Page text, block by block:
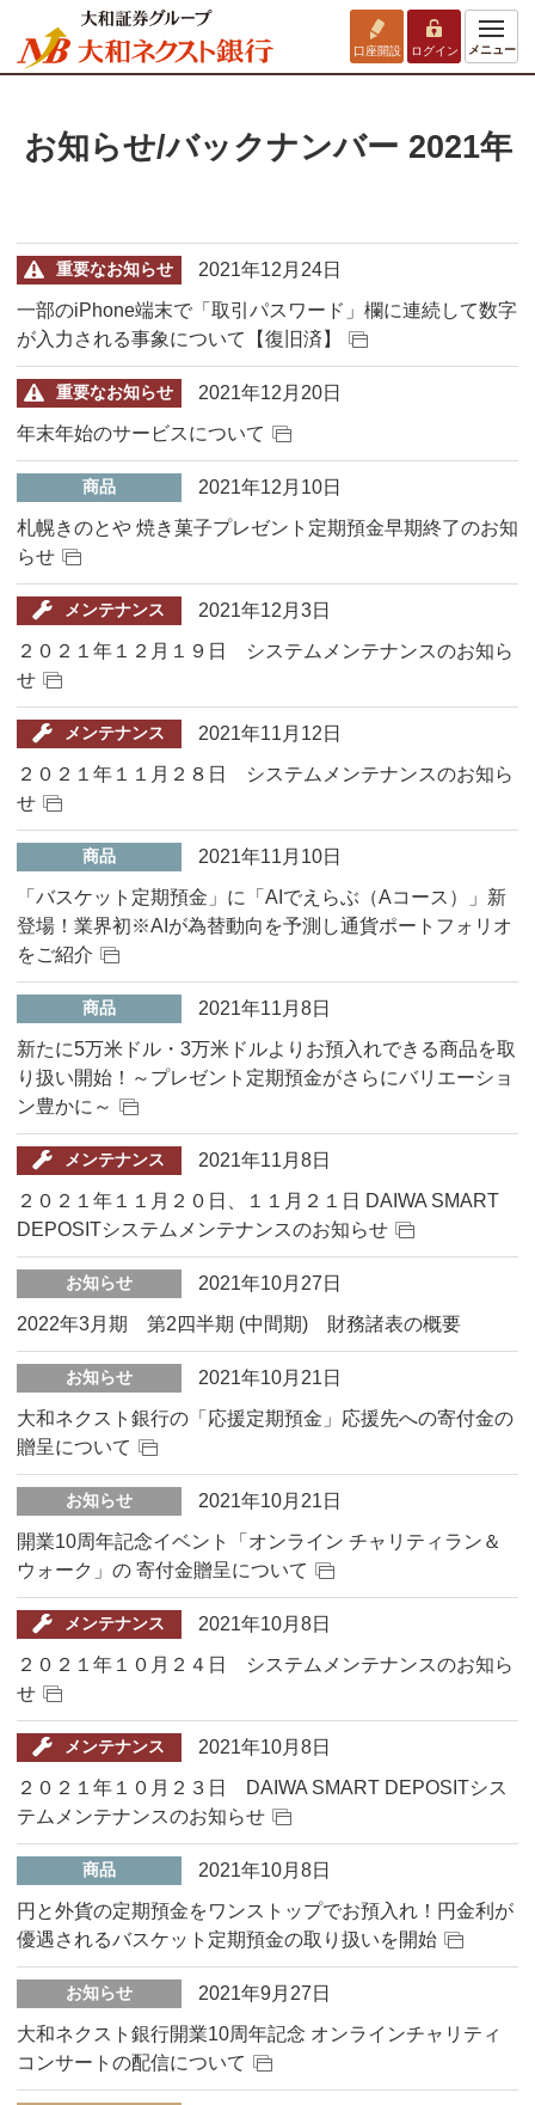
口座開設 ログイン メニュー
お知らせ/バックナンバー 2021年
重要なお知らせ
2021年12月24日
一部のiPhone端末で「取引パスワード」欄に連続して数字
が入力される事象について【復旧済】
重要なお知らせ
2021年12月20日
年末年始のサービスについて
商品
2021年12月10日
札幌きのとや 焼き菓子プレゼント定期預金早期終了のお知
らせ
メンテナンス
2021年12月3日
２０２１年１２月１９日 システムメンテナンスのお知ら
せ
メンテナンス
2021年11月12日
２０２１年１１月２８日 システムメンテナンスのお知ら
せ
商品
2021年11月10日
「バスケット定期預金」に「AIでえらぶ（Aコース）」新
登場！業界初※AIが為替動向を予測し通貨ポートフォリオ
をご紹介
商品
2021年11月8日
新たに5万米ドル・3万米ドルよりお預入れできる商品を取
り扱い開始！～プレゼント定期預金がさらにバリエーショ
ン豊かに～
メンテナンス
2021年11月8日
２０２１年１１月２０日、１１月２１日 DAIWA SMART
DEPOSITシステムメンテナンスのお知らせ
お知らせ
2021年10月27日
2022年3月期 第2四半期 (中間期) 財務諸表の概要
お知らせ
2021年10月21日
大和ネクスト銀行の「応援定期預金」応援先への寄付金の
贈呈について
お知らせ
2021年10月21日
開業10周年記念イベント「オンライン チャリティラン＆
ウォーク」の 寄付金贈呈について
メンテナンス
2021年10月8日
２０２１年１０月２４日 システムメンテナンスのお知ら
せ
メンテナンス
2021年10月8日
２０２１年１０月２３日 DAIWA SMART DEPOSITシス
テムメンテナンスのお知らせ
商品
2021年10月8日
円と外貨の定期預金をワンストップでお預入れ！円金利が
優遇されるバスケット定期預金の取り扱いを開始
お知らせ
2021年9月27日
⼤和ネクスト銀⾏開業10周年記念 オンラインチャリティ
コンサートの配信について